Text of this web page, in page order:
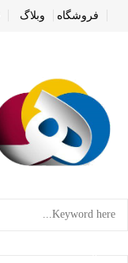
فروشگاه وبلاگ